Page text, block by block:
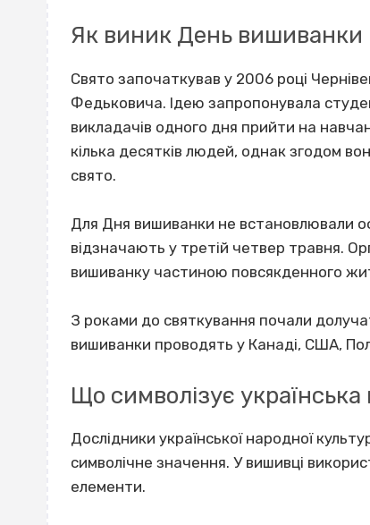
Як виник День вишиванки
Свято започаткував у 2006 році
Федьковича. Ідею запропонувала
викладачів одного дня прийти на
кілька десятків людей, однак згодом
свято.
Для Дня вишиванки не встановлювали
відзначають у третій четвер травня.
вишиванку частиною повсякденного
З роками до святкування почали
вишиванки проводять у Канаді, США,
Що символізує
Дослідники української народної
символічне значення. У вишивці
елементи.